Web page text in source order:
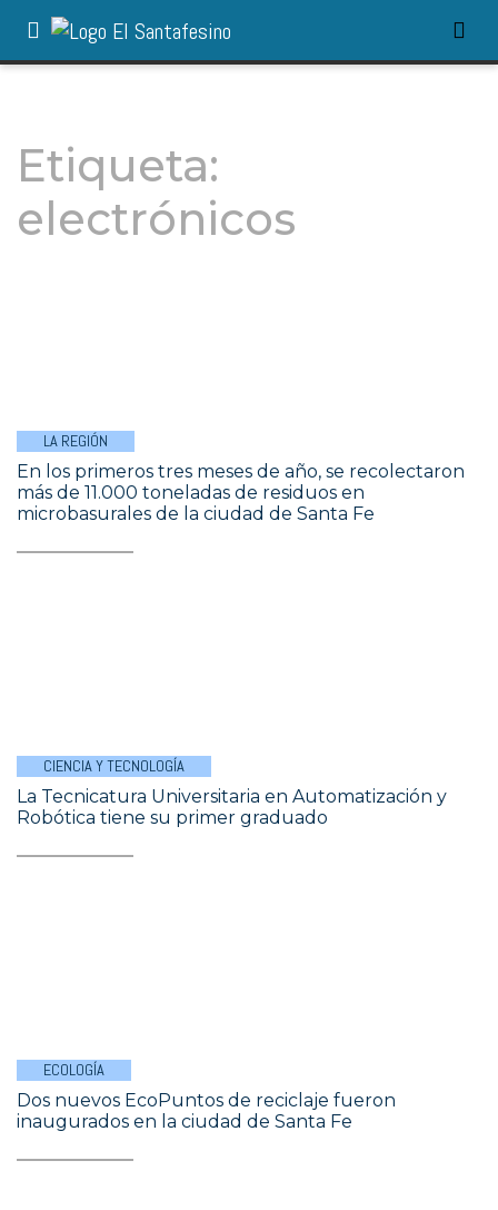
Etiqueta:
electrónicos
LA REGIÓN
En los primeros tres meses de año, se recolectaron
más de 11.000 toneladas de residuos en
microbasurales de la ciudad de Santa Fe
CIENCIA Y TECNOLOGÍA
La Tecnicatura Universitaria en Automatización y
Robótica tiene su primer graduado
ECOLOGÍA
Dos nuevos EcoPuntos de reciclaje fueron
inaugurados en la ciudad de Santa Fe